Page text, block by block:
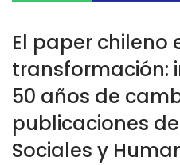
El paper chileno
transformación:
50 años de
publicaciones
Sociales y